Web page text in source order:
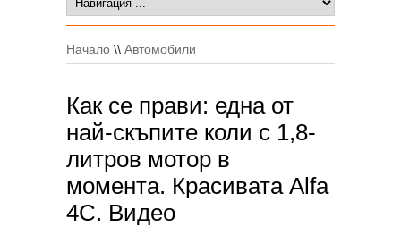
Начало \\ Автомобили
Как се прави: една от
най-скъпите коли с 1,8-
литров мотор в
момента. Красивата Alfa
4C. Видео